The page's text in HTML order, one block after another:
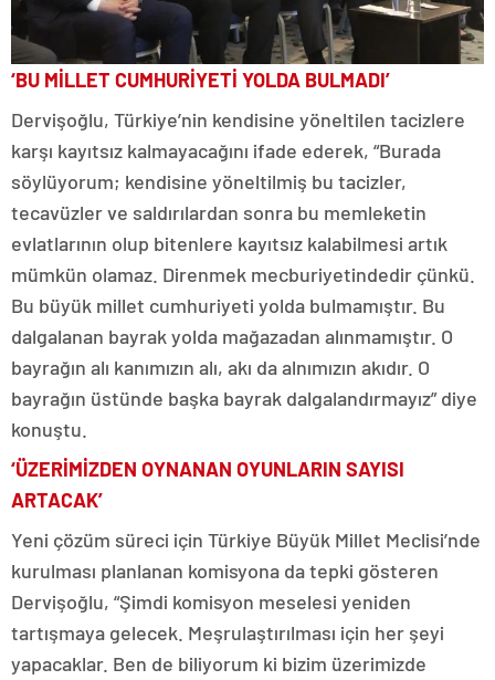
‘BU MİLLET CUMHURİYETİ YOLDA BULMADI’
Dervişoğlu, Türkiye’nin kendisine yöneltilen tacizlere
karşı kayıtsız kalmayacağını ifade ederek, “Burada
söylüyorum; kendisine yöneltilmiş bu tacizler,
tecavüzler ve saldırılardan sonra bu memleketin
evlatlarının olup bitenlere kayıtsız kalabilmesi artık
mümkün olamaz. Direnmek mecburiyetindedir çünkü.
Bu büyük millet cumhuriyeti yolda bulmamıştır. Bu
dalgalanan bayrak yolda mağazadan alınmamıştır. O
bayrağın alı kanımızın alı, akı da alnımızın akıdır. O
bayrağın üstünde başka bayrak dalgalandırmayız” diye
konuştu.
‘ÜZERİMİZDEN OYNANAN OYUNLARIN SAYISI
ARTACAK’
Yeni çözüm süreci için Türkiye Büyük Millet Meclisi’nde
kurulması planlanan komisyona da tepki gösteren
Dervişoğlu, “Şimdi komisyon meselesi yeniden
tartışmaya gelecek. Meşrulaştırılması için her şeyi
yapacaklar. Ben de biliyorum ki bizim üzerimizde